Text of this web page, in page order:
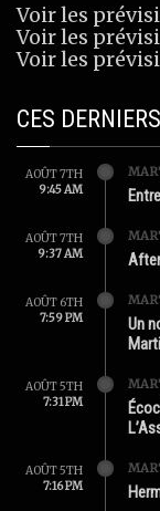
Voir les
Voir les
Voir les
CES
AOÛT 7TH
9:45 AM
AOÛT 7TH
9:37 AM
AOÛT 6TH
7:59 PM
Un
AOÛT 5TH
7:31 PM
AOÛT 5TH
7:16 PM